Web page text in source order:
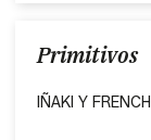
Primitivos
IÑAKI Y